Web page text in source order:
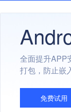
全面提升APP
打包，防止嵌
免费试用